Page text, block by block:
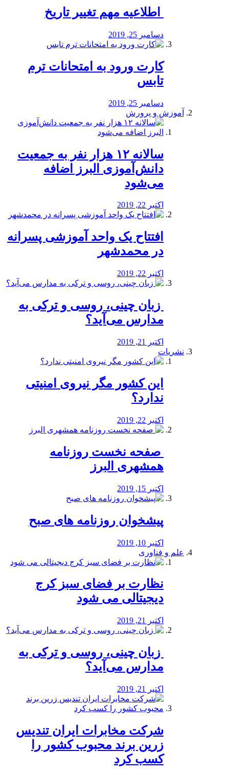
️ اطلاعیه مهم تغییر تاریخ
دسامبر 25, 2019
کارت ورود به امتحانات ترم
تابس
دسامبر 25, 2019
آموزش و پرورش
️سالانه ۱۲ هزار نفر به جمعیت
دانش‌آموزی البرز اضافه
می‌شود
اکتبر 22, 2019
افتتاح یک واحد آموزشی پسرانه
در محمدشهر
اکتبر 22, 2019
️ زبان چینی، روسی و ترکی به
مدارس می‌آید؟
اکتبر 21, 2019
نشریات
این کشور مگر نیروی امنیتی
ندارد؟
اکتبر 22, 2019
️ صفحه نخست روزنامه‌
همشهری البرز
اکتبر 15, 2019
پیشخوان روزنامه های صبح
اکتبر 10, 2019
علم و فناوری
نظارت بر فضای سبز کرج
دیجیتالی می شود
اکتبر 21, 2019
️ زبان چینی، روسی و ترکی به
مدارس می‌آید؟
اکتبر 21, 2019
شرکت مخابرات ایران تندیس
زرین برند محبوب کشور را
کسب کرد